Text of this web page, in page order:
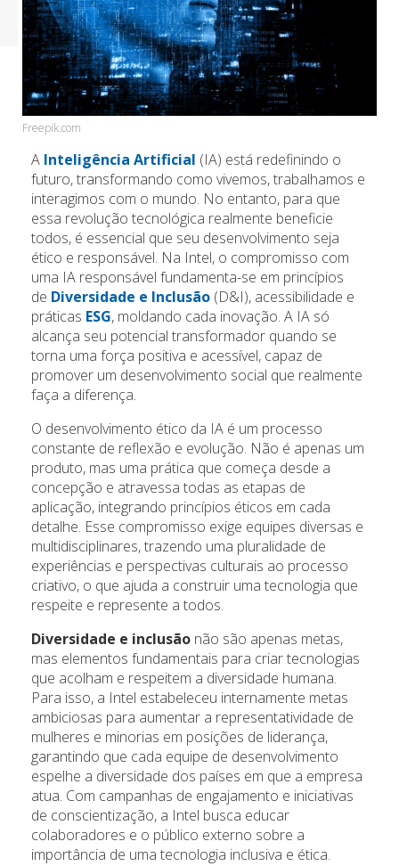
Freepik.com
A Inteligência Artificial (IA) está redefinindo o
futuro, transformando como vivemos, trabalhamos e
interagimos com o mundo. No entanto, para que
essa revolução tecnológica realmente beneficie
todos, é essencial que seu desenvolvimento seja
ético e responsável. Na Intel, o compromisso com
uma IA responsável fundamenta-se em princípios
de Diversidade e Inclusão (D&I), acessibilidade e
práticas ESG, moldando cada inovação. A IA só
alcança seu potencial transformador quando se
torna uma força positiva e acessível, capaz de
promover um desenvolvimento social que realmente
faça a diferença.
O desenvolvimento ético da IA é um processo
constante de reflexão e evolução. Não é apenas um
produto, mas uma prática que começa desde a
concepção e atravessa todas as etapas de
aplicação, integrando princípios éticos em cada
detalhe. Esse compromisso exige equipes diversas e
multidisciplinares, trazendo uma pluralidade de
experiências e perspectivas culturais ao processo
criativo, o que ajuda a construir uma tecnologia que
respeite e represente a todos.
Diversidade e inclusão não são apenas metas,
mas elementos fundamentais para criar tecnologias
que acolham e respeitem a diversidade humana.
Para isso, a Intel estabeleceu internamente metas
ambiciosas para aumentar a representatividade de
mulheres e minorias em posições de liderança,
garantindo que cada equipe de desenvolvimento
espelhe a diversidade dos países em que a empresa
atua. Com campanhas de engajamento e iniciativas
de conscientização, a Intel busca educar
colaboradores e o público externo sobre a
importância de uma tecnologia inclusiva e ética.